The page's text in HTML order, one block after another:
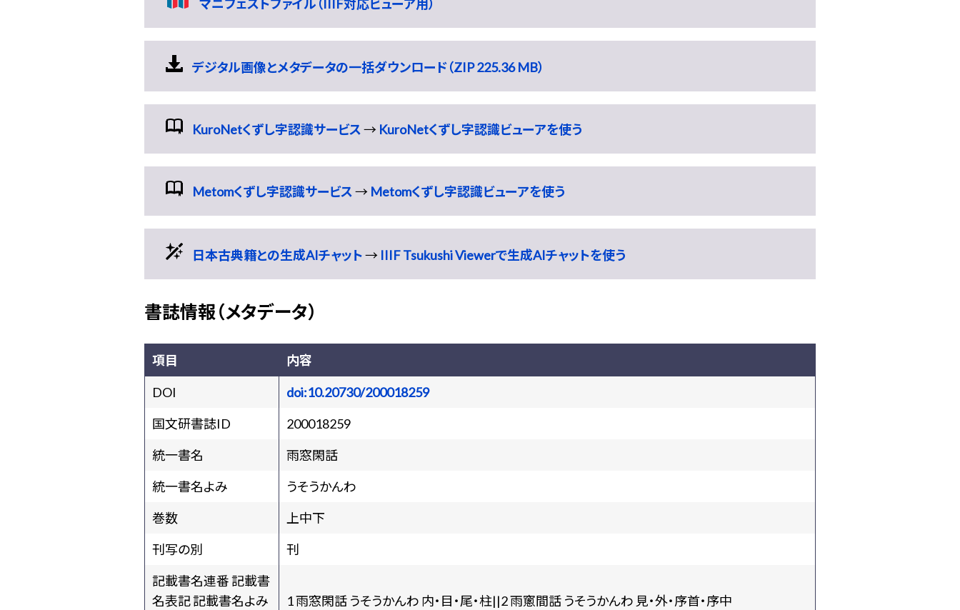
マニフェストファイル（IIIF対応ビューア用）
デジタル画像とメタデータの一括ダウンロード（ZIP 225.36 MB）
KuroNetくずし字認識サービス→ KuroNetくずし字認識ビューアを使う
Metomくずし字認識サービス→ Metomくずし字認識ビューアを使う
日本古典籍との生成AIチャット→ IIIF Tsukushi Viewerで生成AIチャットを使う
書誌情報（メタデータ）
項目 内容
DOI
doi:10.20730/200018259
国文研書誌ID
200018259
統一書名
雨窓閑話
統一書名よみ
うそうかんわ
巻数
上中下
刊写の別
刊
記載書名連番 記載書
名表記 記載書名よみ
1 雨窓閑話 うそうかんわ 内・目・尾・柱||2 雨窻間話 うそうかんわ 見・外・序首・序中